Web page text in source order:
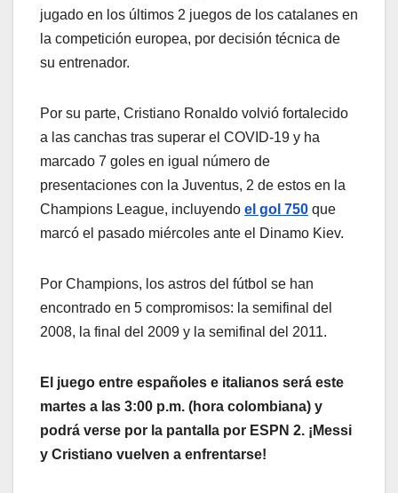
jugado en los últimos 2 juegos de los catalanes en
la competición europea, por decisión técnica de
su entrenador.
Por su parte, Cristiano Ronaldo volvió fortalecido
a las canchas tras superar el COVID-19 y ha
marcado 7 goles en igual número de
presentaciones con la Juventus, 2 de estos en la
Champions League, incluyendo el gol 750 que
marcó el pasado miércoles ante el Dinamo Kiev.
Por Champions, los astros del fútbol se han
encontrado en 5 compromisos: la semifinal del
2008, la final del 2009 y la semifinal del 2011.
El juego entre españoles e italianos será este
martes a las 3:00 p.m. (hora colombiana) y
podrá verse por la pantalla por ESPN 2. ¡Messi
y Cristiano vuelven a enfrentarse!